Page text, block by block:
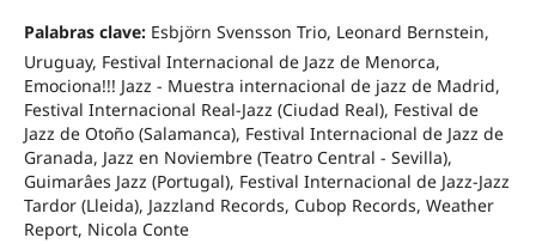
Palabras clave: Esbjörn Svensson Trio, Leonard Bernstein,
Uruguay, Festival Internacional de Jazz de Menorca,
Emociona!!! Jazz - Muestra internacional de jazz de Madrid,
Festival Internacional Real-Jazz (Ciudad Real), Festival de
Jazz de Otoño (Salamanca), Festival Internacional de Jazz de
Granada, Jazz en Noviembre (Teatro Central - Sevilla),
Guimarâes Jazz (Portugal), Festival Internacional de Jazz-Jazz
Tardor (Lleida), Jazzland Records, Cubop Records, Weather
Report, Nicola Conte